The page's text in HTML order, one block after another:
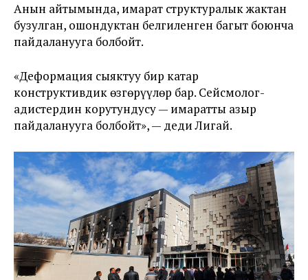
Анын айтымында, имарат структуралык жактан
бузулган, ошондуктан белгиленген багыт боюнча
пайдаланууга болбойт.
«Деформация сыяктуу бир катар
конструктивдик өзгөрүүлөр бар. Сейсмолог-
адистердин корутундусу — имаратты азыр
пайдаланууга болбойт», — деди Лигай.